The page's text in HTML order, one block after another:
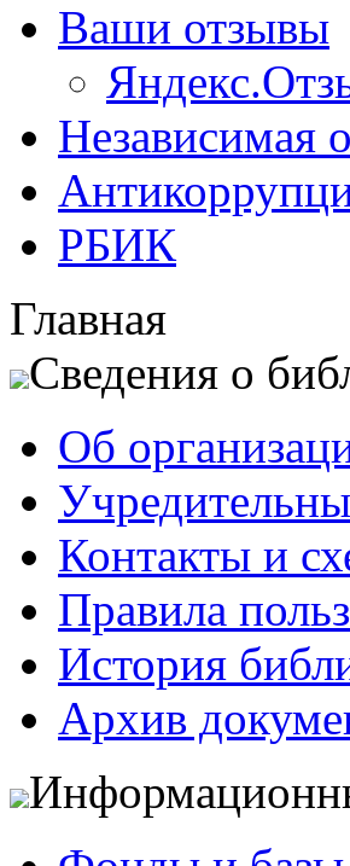
Ваши отзывы
Независимая
РБИК
Главная
Сведения о
Об
Контакты и
Правила
История
Архив